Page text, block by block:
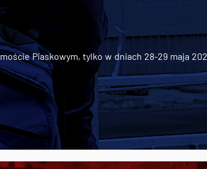
Piaskowym, tylko w dniach 28-29 maja